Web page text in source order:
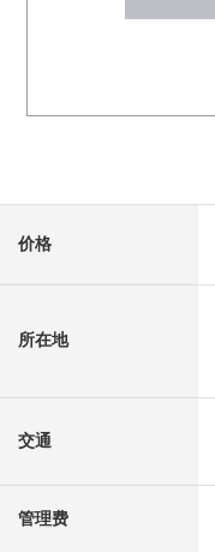
价格
所在地
交通
管理费